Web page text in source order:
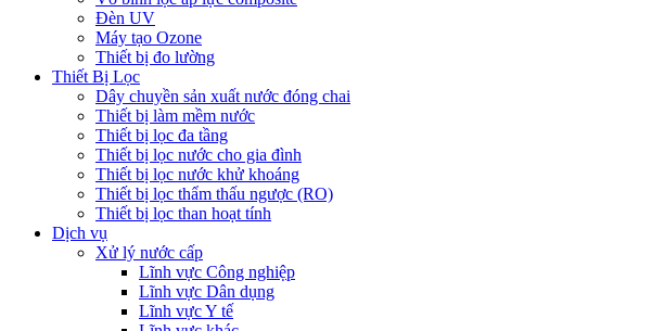
Đèn UV
Máy tạo Ozone
Thiết bị đo lường
Thiết Bị Lọc
Dây chuyền sản xuất nước đóng chai
Thiết bị làm mềm nước
Thiết bị lọc đa tầng
Thiết bị lọc nước cho gia đình
Thiết bị lọc nước khử khoáng
Thiết bị lọc thẩm thấu ngược (RO)
Thiết bị lọc than hoạt tính
Dịch vụ
Xử lý nước cấp
Lĩnh vực Công nghiệp
Lĩnh vực Dân dụng
Lĩnh vực Y tế